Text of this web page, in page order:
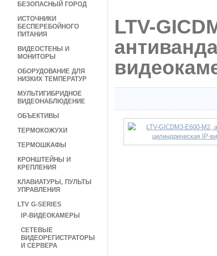
БЕЗОПАСНЫЙ ГОРОД
ИСТОЧНИКИ
БЕСПЕРЕБОЙНОГО
ПИТАНИЯ
ВИДЕОСТЕНЫ И
МОНИТОРЫ
ОБОРУДОВАНИЕ ДЛЯ
НИЗКИХ ТЕМПЕРАТУР
МУЛЬТИГИБРИДНОЕ
ВИДЕОНАБЛЮДЕНИЕ
ОБЪЕКТИВЫ
ТЕРМОКОЖУХИ
ТЕРМОШКАФЫ
КРОНШТЕЙНЫ И
КРЕПЛЕНИЯ
КЛАВИАТУРЫ, ПУЛЬТЫ
УПРАВЛЕНИЯ
LTV G-SERIES
IP-ВИДЕОКАМЕРЫ
СЕТЕВЫЕ
ВИДЕОРЕГИСТРАТОРЫ
И СЕРВЕРА
LTV-